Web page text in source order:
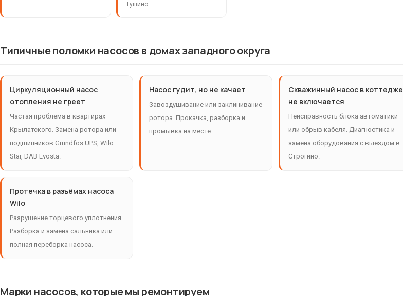
Тушино
Типичные поломки насосов в домах западного округа
Циркуляционный насос
отопления не греет
Частая проблема в квартирах
Крылатского. Замена ротора или
подшипников Grundfos UPS, Wilo
Star, DAB Evosta.
Насос гудит, но не качает
Завоздушивание или заклинивание
ротора. Прокачка, разборка и
промывка на месте.
Скважинный насос в коттедже
не включается
Неисправность блока автоматики
или обрыв кабеля. Диагностика и
замена оборудования с выездом в
Строгино.
Протечка в разъёмах насоса
Wilo
Разрушение торцевого уплотнения.
Разборка и замена сальника или
полная переборка насоса.
Марки насосов, которые мы ремонтируем